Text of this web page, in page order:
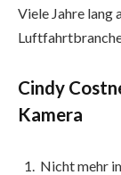
Viele Jahre lang
Cindy
Kamera
Nicht mehr